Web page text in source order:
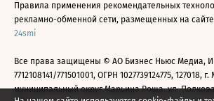
Правила применения рекомендательных
рекламно-обменной сети, размещенных на
24smi
Все права защищены © АО Бизнес Ньюс Медиа,
7712108141/771501001, ОГРН 1027739124775, 127018,
муниципальный округ Марьина Роща, ул.